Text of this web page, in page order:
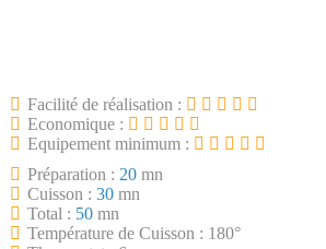
Facilité de réalisation :
Economique :
Equipement minimum :
Préparation : 20 mn
Cuisson : 30 mn
Total : 50 mn
Température de Cuisson : 180°